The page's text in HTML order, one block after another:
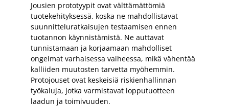
Jousien prototyypit ovat välttämättömiä
tuotekehityksessä, koska ne mahdollistavat
suunnitteluratkaisujen testaamisen ennen
tuotannon käynnistämistä. Ne auttavat
tunnistamaan ja korjaamaan mahdolliset
ongelmat varhaisessa vaiheessa, mikä vähentää
kalliiden muutosten tarvetta myöhemmin.
Protojouset ovat keskeisiä riskienhallinnan
työkaluja, jotka varmistavat lopputuotteen
laadun ja toimivuuden.